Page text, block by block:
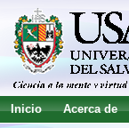
Inicio Acerca de